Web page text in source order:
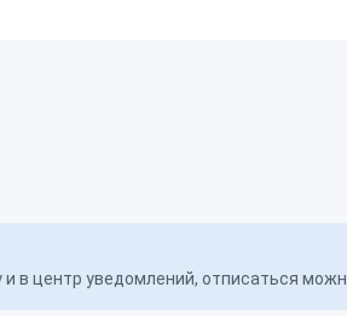
в центр уведомлений, отписаться